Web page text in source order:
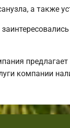
а также
компании